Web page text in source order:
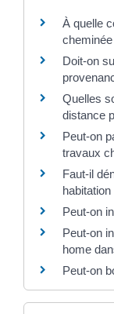
À quelle
Doit-on
Quelles
distance
Peut-on
travaux
Faut-il
habitation
Peut-on
Peut-on
home
Peut-on